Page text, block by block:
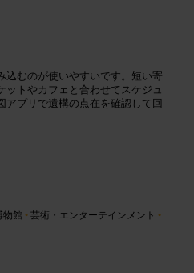
込むのが使いやすいです。短い寄
ットやカフェと合わせてスケジュ
アプリで遺構の点在を確認して回
物館 •芸術・エンターテインメント •